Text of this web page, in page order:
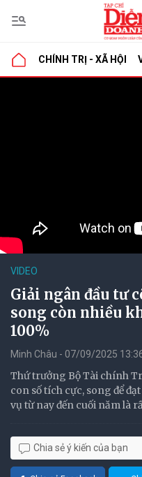
CHÍNH TRỊ - XÃ HỘI
VIDEO
Giải ngân đầu tư
song còn nhiều
100%
Minh Châu - 07/09/2025
Thứ trưởng Bộ Tài chính
con số tích cực, song để
vụ từ nay đến cuối năm là
Chia sẻ ý kiến của bạn